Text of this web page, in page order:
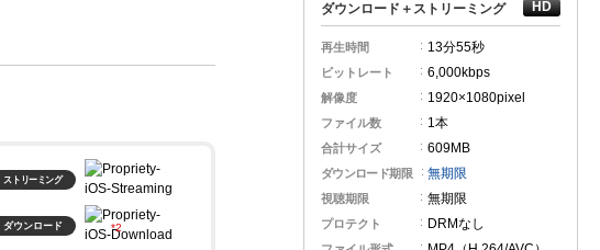
ストリーミング
ダウンロード
ダウンロード＋ストリーミング
再生時間 13分55秒
ビットレート 6,000kbps
解像度 1920×1080pixel
ファイル数 1本
合計サイズ 609MB
ダウンロード期限 無期限
視聴期限 無期限
プロテクト DRMなし